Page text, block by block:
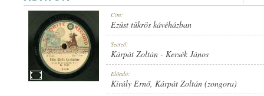
HALLGATÓ Cím:
Ezüst tükrös kávéházban
Szerző:
Kárpát Zoltán - Kersék János
Előadó:
Király Ernő, Kárpát Zoltán (zongora)